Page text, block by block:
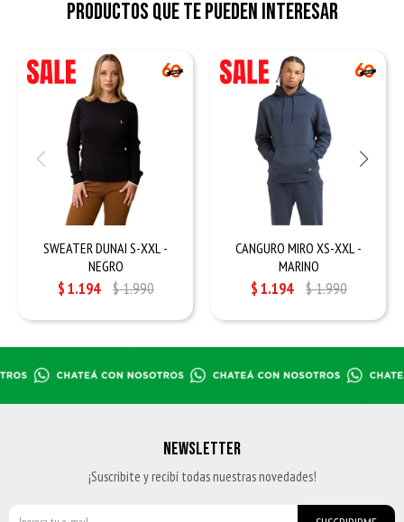
Productos que te pueden interesar
SWEATER DUNAI S-XXL -
NEGRO
$1.194 $1.990
CANGURO MIRO XS-XXL -
MARINO
$1.194 $1.990
NEWSLETTER
¡Suscribite y recibí todas nuestras novedades!